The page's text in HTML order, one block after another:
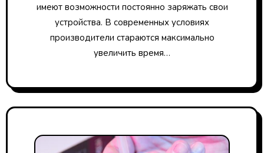
имеют возможности постоянно заряжать свои
устройства. В современных условиях
производители стараются максимально
увеличить время…